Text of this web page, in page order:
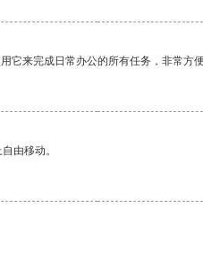
它来完成日常办公的所有任务，非常方便
由移动。